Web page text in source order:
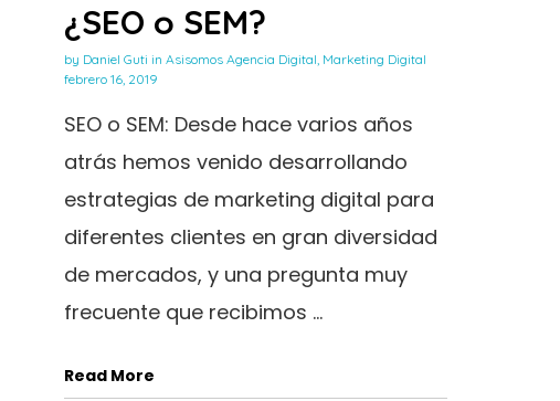
¿SEO o SEM?
by Daniel Guti in Asisomos Agencia Digital, Marketing Digital
febrero 16, 2019
SEO o SEM: Desde hace varios años
atrás hemos venido desarrollando
estrategias de marketing digital para
diferentes clientes en gran diversidad
de mercados, y una pregunta muy
frecuente que recibimos ...
Read More